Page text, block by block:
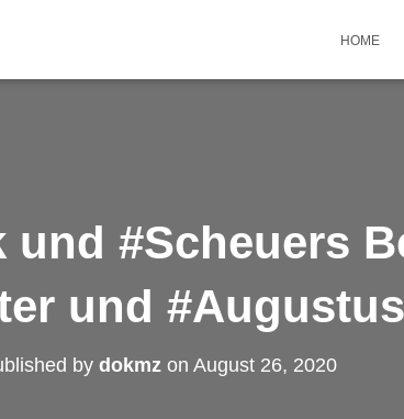
HOME
und #Scheuers
und
by dokmzon August 26, 2020